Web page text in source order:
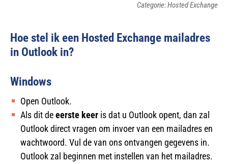
hoofdnavigatie
hoofd
inhoud
Categorie: Hosted Exchange
Hoe stel ik een Hosted Exchange mailadres
in Outlook in?
Windows
Open Outlook.
Als dit deeerste keer is dat u Outlook opent, dan zal
Outlook direct vragen om invoer van een mailadres en
wachtwoord. Vul de van ons ontvangen gegevens in.
Outlook zal beginnen met instellen van het mailadres.